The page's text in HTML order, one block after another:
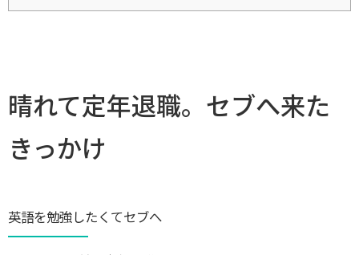
晴れて定年退職。セブへ来た
きっかけ
英語を勉強したくてセブへ